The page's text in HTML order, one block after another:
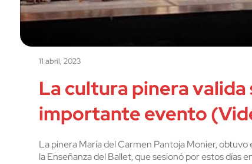
11 abril, 2023
La cultura pinera valida
importante evento
La pinera María del Carmen Pantoja Monier,
la Enseñanza del Ballet, que sesionó por estos días